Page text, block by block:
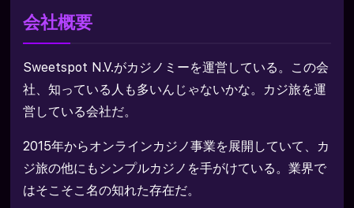
会社概要
Sweetspot N.V.がカジノミーを運営している。この会
社、知っている人も多いんじゃないかな。カジ旅を運
営している会社だ。
2015年からオンラインカジノ事業を展開していて、カ
ジ旅の他にもシンプルカジノを手がけている。業界で
はそこそこ名の知れた存在だ。